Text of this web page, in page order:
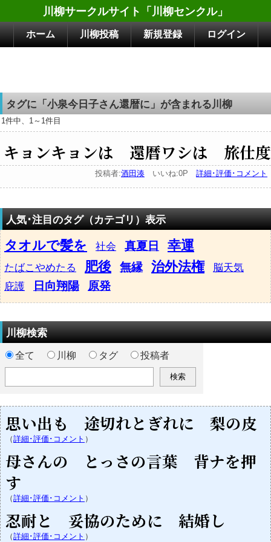
川柳サークルサイト「川柳センクル」
ホーム 川柳投稿 新規登録 ログイン
タグに「小泉今日子さん還暦に」が含まれる川柳
1件中、1～1件目
キョンキョンは 還暦ワシは 旅仕度
投稿者:酒田湊 いいね:0P 詳細･評価･コメント
人気･注目のタグ（カテゴリ）表示
タオルで髪を 社会 真夏日 幸運
たばこやめたる 肥後 無縁 治外法権
脳天気
庇護
日向翔陽 原発
川柳検索
全て 川柳 タグ 投稿者
思い出も 途切れとぎれに 梨の皮
（詳細･評価･コメント ）
母さんの とっさの言葉 背ナを押
す
（詳細･評価･コメント ）
忍耐と 妥協のために 結婚し
（詳細･評価･コメント ）